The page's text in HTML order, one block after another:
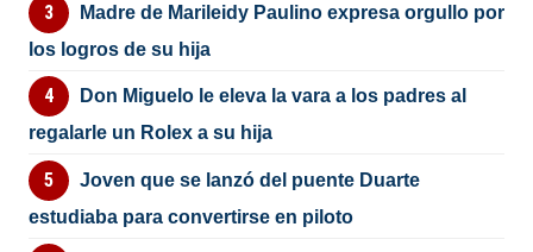
Madre de Marileidy Paulino expresa orgullo por
los logros de su hija
Don Miguelo le eleva la vara a los padres al
regalarle un Rolex a su hija
Joven que se lanzó del puente Duarte
estudiaba para convertirse en piloto